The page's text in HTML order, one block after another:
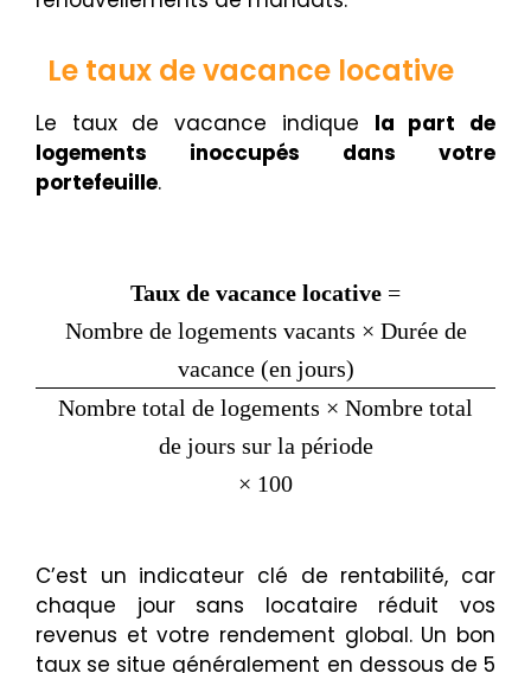
Le taux de vacance locative
Le taux de vacance indique la part de
logements inoccupés dans votre
portefeuille.
Taux de vacance locative =
Nombre de logements vacants × Durée de
vacance (en jours)
Nombre total de logements × Nombre total
de jours sur la période
× 100
C’est un indicateur clé de rentabilité, car
chaque jour sans locataire réduit vos
revenus et votre rendement global. Un bon
taux se situe généralement en dessous de 5